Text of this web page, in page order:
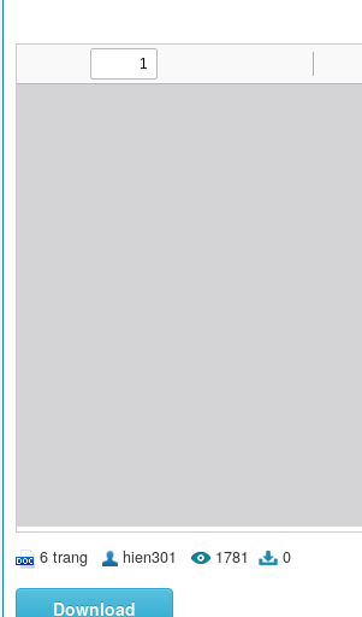
6 trang hien301 1781 0
Download